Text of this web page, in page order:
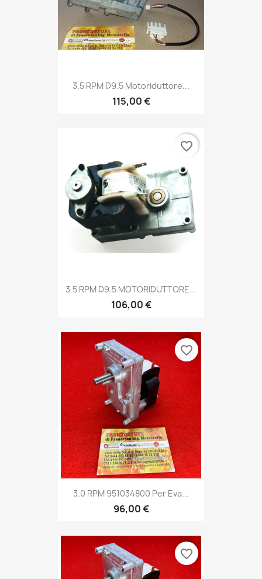
3.5 RPM D9.5 Motoriduttore...
115,00 €
3.5 RPM D9.5 MOTORIDUTTORE...
106,00 €
favorite_border
3.0 RPM 951034800 Per Eva...
96,00 €
favorite_border
favorite_border